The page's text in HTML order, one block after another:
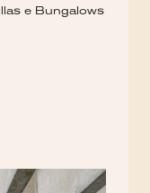
e Bungalows